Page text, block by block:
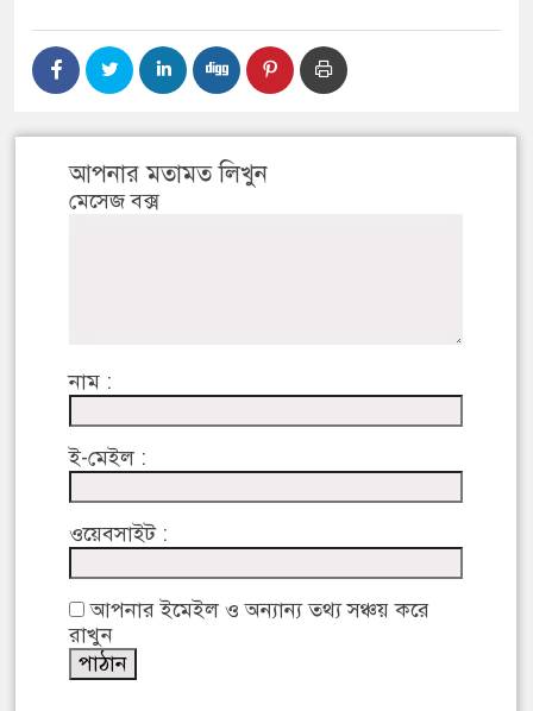
আপনার মতামত লিখুন
মেসেজ বক্স
নাম :
ই-মেইল :
ওয়েবসাইট :
আপনার ইমেইল ও অন্যান্য তথ্য সঞ্চয় করে
রাখুন